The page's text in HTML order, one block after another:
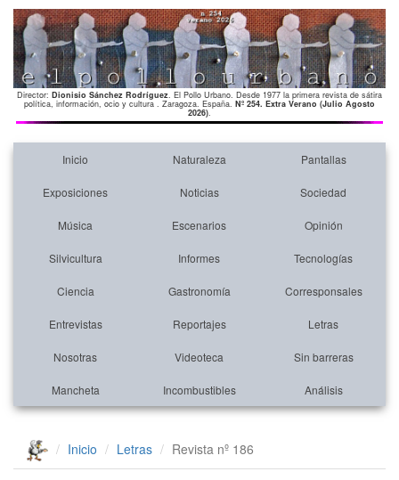
Director: Dionisio Sánchez Rodríguez. El Pollo Urbano. Desde 1977 la primera revista de sátira
política, información, ocio y cultura . Zaragoza. España. Nº 254. Extra Verano (Julio Agosto
2026).
Inicio Naturaleza Pantallas
Exposiciones Noticias Sociedad
Música Escenarios Opinión
Silvicultura Informes Tecnologías
Ciencia Gastronomía Corresponsales
Entrevistas Reportajes Letras
Nosotras Videoteca Sin barreras
Mancheta Incombustibles Análisis
Inicio Letras Revista nº 186